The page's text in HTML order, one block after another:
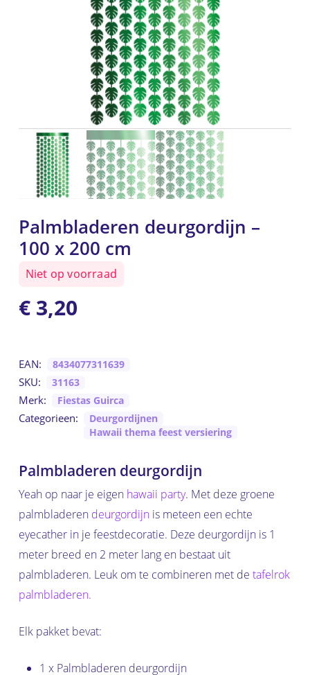
Palmbladeren deurgordijn –
100 x 200 cm
Niet op voorraad
€3,20
EAN: 8434077311639
SKU: 31163
Merk: Fiestas Guirca
Categorieen:
Deurgordijnen
Hawaii thema feest versiering
Palmbladeren deurgordijn
Yeah op naar je eigen hawaii party. Met deze groene
palmbladeren deurgordijnis meteen een echte
eyecather in je feestdecoratie. Deze deurgordijn is 1
meter breed en 2 meter lang en bestaat uit
palmbladeren. Leuk om te combineren met de tafelrok
palmbladeren.
Elk pakket bevat:
1 x Palmbladeren deurgordijn